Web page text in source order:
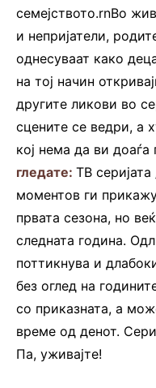
семејството.rnВо
и непријатели,
однесуваат како
на тој начин
другите ликови во
сцените се ведри, а
кој нема да ви доаѓа
гледате: ТВ серијата
моментов ги
првата сезона, но
следната година.
поттикнува и
без оглед на
со приказната, а
време од денот.
Па, уживајте!